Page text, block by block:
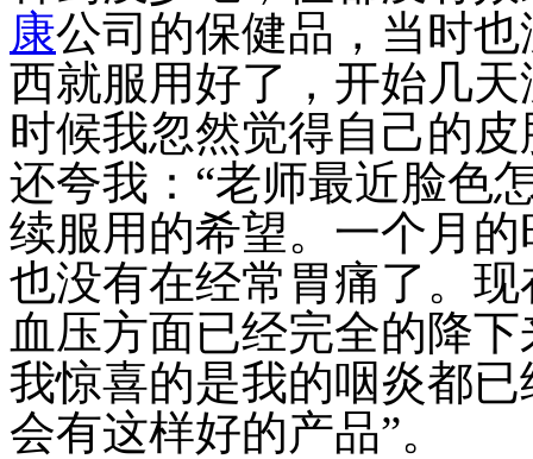
康公司的保健品，当时
西就服用好了，开始几
时候我忽然觉得自己的
还夸我：“老师最近脸色
续服用的希望。一个月
也没有在经常胃痛了。
血压方面已经完全的降
我惊喜的是我的咽炎都
会有这样好的产品”。